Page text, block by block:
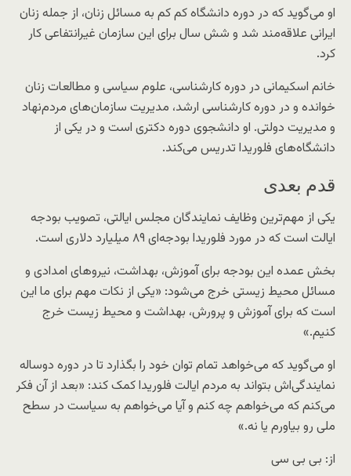
او می‌گوید که در دوره دانشگاه کم کم به مسائل زنان، از جمله زنان
ایرانی علاقه‌مند شد و شش سال برای این سازمان غیرانتفاعی کار
کرد.
خانم اسکیمانی در دوره کارشناسی، علوم سیاسی و مطالعات زنان
خوانده و در دوره کارشناسی ارشد، مدیریت سازمان‌های مردم‌نهاد
و مدیریت دولتی. او دانشجوی دوره دکتری است و در یکی از
دانشگاه‌های فلوریدا تدریس می‌کند.
قدم بعدی
یکی از مهم‌ترین وظایف نمایندگان مجلس ایالتی، تصویب بودجه
ایالت است که در مورد فلوریدا بودجه‌ای ۸۹ میلیارد دلاری است.
بخش عمده این بودجه برای آموزش، بهداشت، نیروهای امدادی و
مسائل محیط زیستی خرج می‌شود: «یکی از نکات مهم برای ما این
است که برای آموزش و پرورش، بهداشت و محیط زیست خرج
کنیم.»
او می‌گوید که می‌خواهد تمام توان خود را بگذارد تا در دوره دوساله
نمایندگی‌اش بتواند به مردم ایالت فلوریدا کمک کند: «بعد از آن فکر
می‌کنم که می‌خواهم چه کنم و آیا می‌خواهم به سیاست در سطح
ملی رو بیاورم یا نه.»
از: بی بی سی